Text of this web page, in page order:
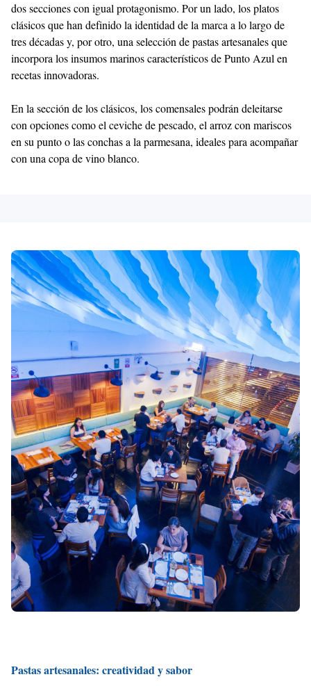
dos secciones con igual protagonismo. Por un lado, los platos
clásicos que han definido la identidad de la marca a lo largo de
tres décadas y, por otro, una selección de pastas artesanales que
incorpora los insumos marinos característicos de Punto Azul en
recetas innovadoras.
En la sección de los clásicos, los comensales podrán deleitarse
con opciones como el ceviche de pescado, el arroz con mariscos
en su punto o las conchas a la parmesana, ideales para acompañar
con una copa de vino blanco.
Pastas artesanales: creatividad y sabor